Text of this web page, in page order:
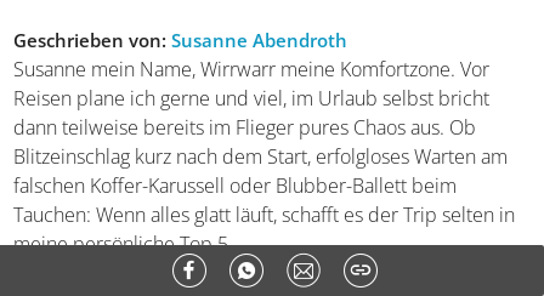
Geschrieben von:Susanne Abendroth
Susanne mein Name, Wirrwarr meine Komfortzone. Vor
Reisen plane ich gerne und viel, im Urlaub selbst bricht
dann teilweise bereits im Flieger pures Chaos aus. Ob
Blitzeinschlag kurz nach dem Start, erfolgloses Warten am
falschen Koffer-Karussell oder Blubber-Ballett beim